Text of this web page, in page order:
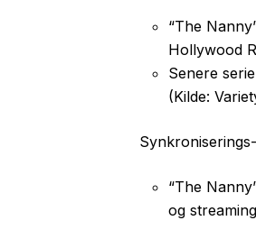
“The
Hollywood
Senere
(Kilde:
“The
og